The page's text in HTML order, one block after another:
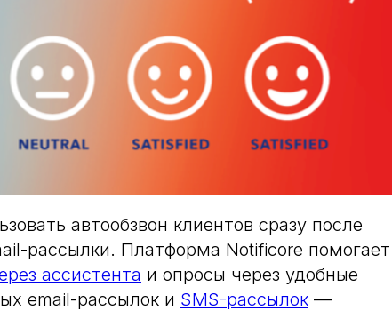
автообзвон клиентов сразу после
рассылки. Платформа Notificore помогает
ассистента и опросы через удобные
email-рассылок и SMS-рассылок —